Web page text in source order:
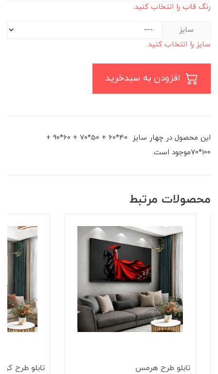
رنگ قاب را انتخاب کنید.
سایز
سایز را انتخاب کنید.
این محصول در چهار سایز 40*60 + 50*70 + 60*90 +
100*70موجود است.
محصولات مرتبط
تابلو طرح هرمس تابلو طرح کوبیسم